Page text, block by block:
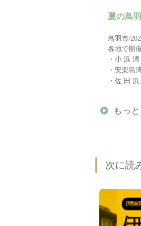
夏の鳥
鳥羽市/
各地で開
・小 浜
・安楽島
・佐 田
もっ
次に読